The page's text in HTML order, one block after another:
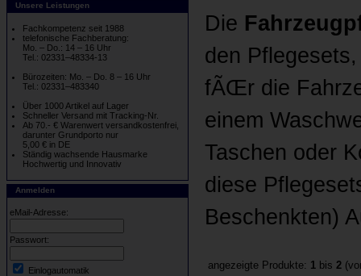
Unsere Leistungen
Fachkompetenz seit 1988
telefonische Fachberatung:
Mo. – Do.: 14 – 16 Uhr
Tel.: 02331–48334-13
Bürozeiten: Mo. – Do. 8 – 16 Uhr
Tel.: 02331–483340
Über 1000 Artikel auf Lager
Schneller Versand mit Tracking-Nr.
Ab 70.- € Warenwert versandkostenfrei,
darunter Grundporto nur
5,00 € in DE
Ständig wachsende Hausmarke
Hochwertig und Innovativ
Anmelden
eMail-Adresse:
Passwort:
Einlogautomatik
Die
den
fÃŒr die
einem
Taschen oder
diese
Beschenkten)
angezeigte Produkte: 1 bis 2